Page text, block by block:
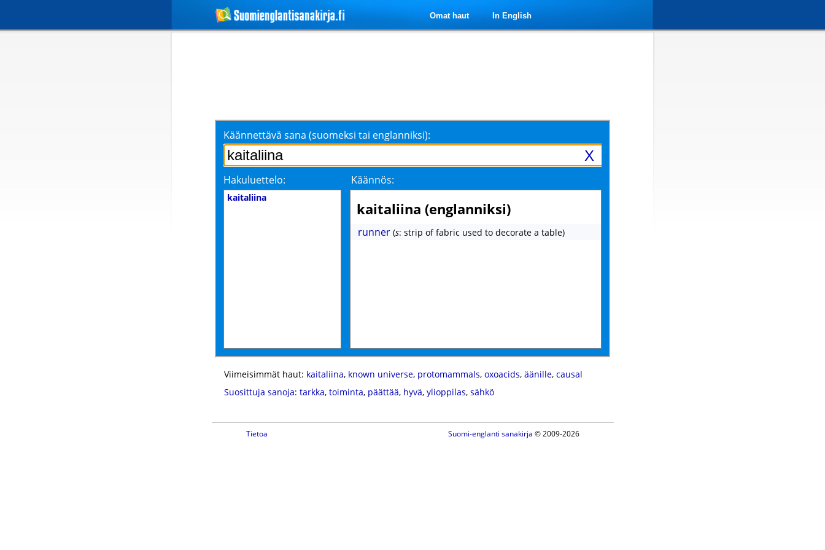
Omat haut In English
Käännettävä sana (suomeksi tai englanniksi):
X
Hakuluettelo: Käännös:
kaitaliina
kaitaliina (englanniksi)
runner (s: strip of fabric used to decorate a table)
Viimeisimmät haut: kaitaliina, known universe, protomammals, oxoacids, äänille, causal
Suosittuja sanoja: tarkka, toiminta, päättää, hyvä, ylioppilas, sähkö
Tietoa Suomi-englanti sanakirja © 2009-2026